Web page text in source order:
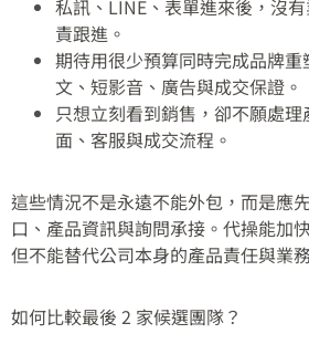
私訊、LINE、表單進來後，沒
責跟進。
期待用很少預算同時完成品牌重
文、短影音、廣告與成交保證。
只想立刻看到銷售，卻不願處
面、客服與成交流程。
這些情況不是永遠不能外包，而是應
口、產品資訊與詢問承接。代操能加
但不能替代公司本身的產品責任與業
如何比較最後 2 家候選團隊？